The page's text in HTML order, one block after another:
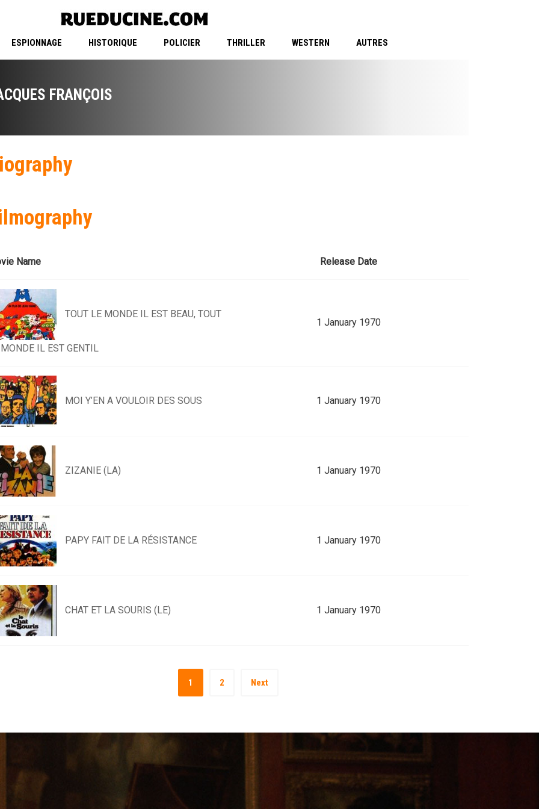
ESPIONNAGE HISTORIQUE POLICIER THRILLER WESTERN AUTRES
FRANÇOIS
Name Release Date
TOUT LE MONDE IL EST BEAU, TOUT
IL EST GENTIL
1 January 1970
MOI Y’EN A VOULOIR DES SOUS 1 January 1970
ZIZANIE (LA) 1 January 1970
PAPY FAIT DE LA RÉSISTANCE 1 January 1970
CHAT ET LA SOURIS (LE) 1 January 1970
1 2 Next